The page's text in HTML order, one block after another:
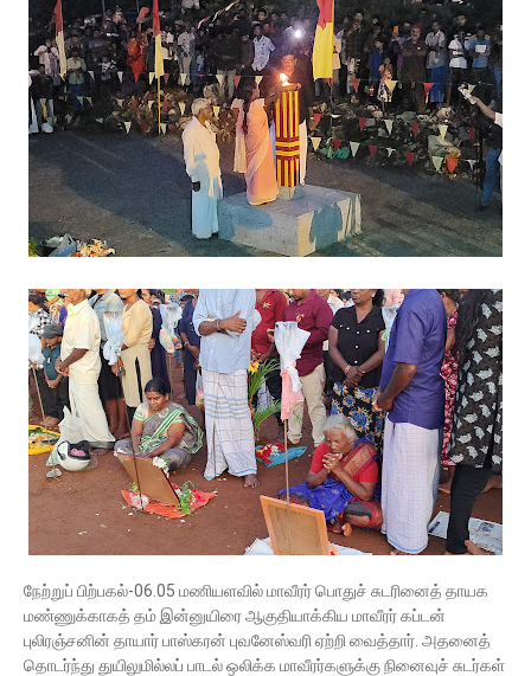
நேற்றுப் பிற்பகல்-06.05 மணியளவில் மாவீரர் பொதுச் சுடரினைத் தாயக
மண்ணுக்காகத் தம் இன்னுயிரை ஆகுதியாக்கிய மாவீரர் கப்டன்
புலிரஞ்சனின் தாயார் பாஸ்கரன் புவனேஸ்வரி ஏற்றி வைத்தார். அதனைத்
தொடர்ந்து துயிலுமில்லப் பாடல் ஒலிக்க மாவீரர்களுக்கு நினைவுச் சுடர்கள்